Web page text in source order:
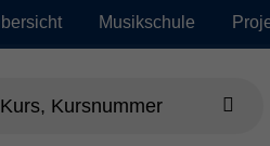
Musikschule